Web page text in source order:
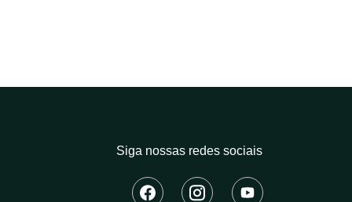
Siga nossas redes sociais